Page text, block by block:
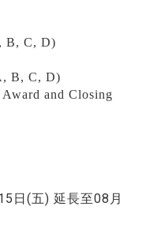
B, C, D)
B, C, D)
and Closing
日(五) 延長至08月